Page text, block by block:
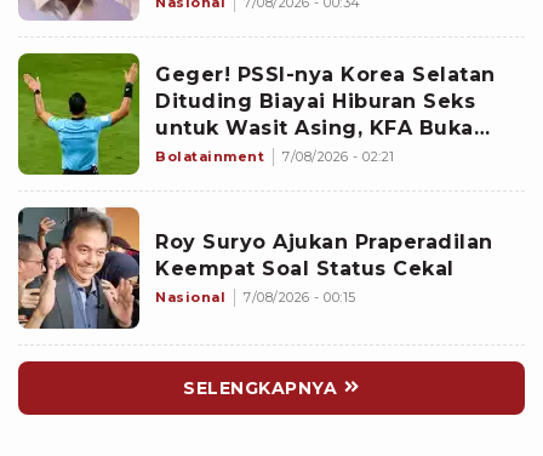
Geger! PSSI-nya Korea Selatan
Dituding Biayai Hiburan Seks
untuk Wasit Asing, KFA Buka
Suara
Bolatainment 7/08/2026 - 02:21
Roy Suryo Ajukan Praperadilan
Keempat Soal Status Cekal
Nasional 7/08/2026 - 00:15
SELENGKAPNYA